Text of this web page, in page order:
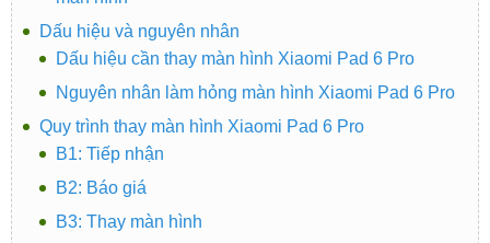
Dấu hiệu và nguyên nhân
Dấu hiệu cần thay màn hình Xiaomi Pad 6 Pro
Nguyên nhân làm hỏng màn hình Xiaomi Pad 6 Pro
Quy trình thay màn hình Xiaomi Pad 6 Pro
B1: Tiếp nhận
B2: Báo giá
B3: Thay màn hình